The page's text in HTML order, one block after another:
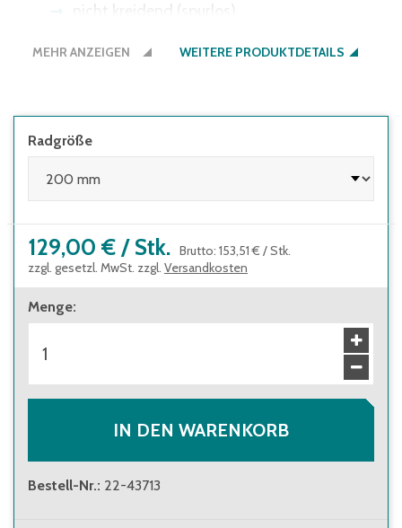
nicht kreidend (spurlos)
MEHR ANZEIGEN WEITERE PRODUKTDETAILS
Radgröße
129,00 € / Stk. Brutto: 153,51 € /Stk.
zzgl. gesetzl. MwSt. zzgl. Versandkosten
Menge:
IN DEN WARENKORB
Bestell-Nr.: 22-43713